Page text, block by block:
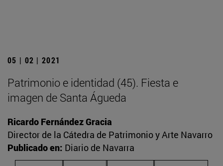
05 | 02 | 2021
Patrimonio e identidad (45). Fiesta e
imagen de Santa Águeda
Ricardo Fernández Gracia
Director de la Cátedra de Patrimonio y Arte Navarro
Publicado en: Diario de Navarra